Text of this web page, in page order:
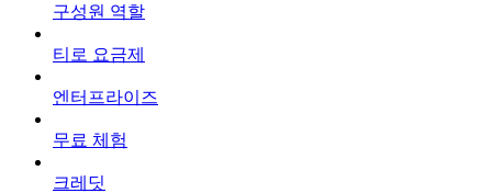
구성원 역할
티로 요금제
엔터프라이즈
무료 체험
크레딧